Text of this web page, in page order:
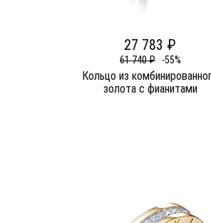
27 783 ₽
61 740 ₽ -55%
Кольцо из
золота c фианитами